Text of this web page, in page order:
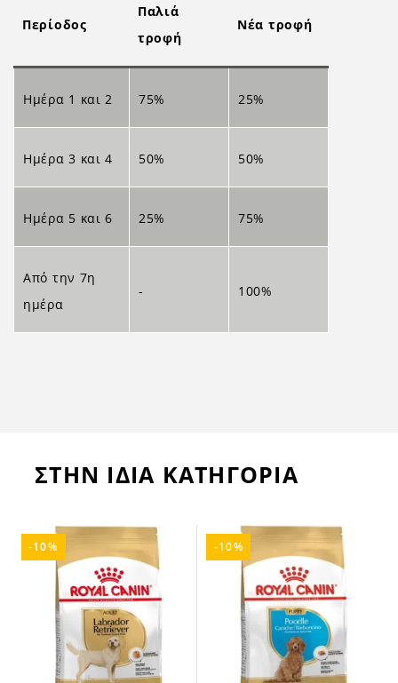
Περίοδος
Παλιά
τροφή
Νέα τροφή
Ημέρα 1 και 2 75% 25%
Ημέρα 3 και 4 50% 50%
Ημέρα 5 και 6 25% 75%
Από την 7η
ημέρα
- 100%
ΣΤΗΝ ΙΔΙΑ ΚΑΤΗΓΟΡΙΑ
-10% -10%